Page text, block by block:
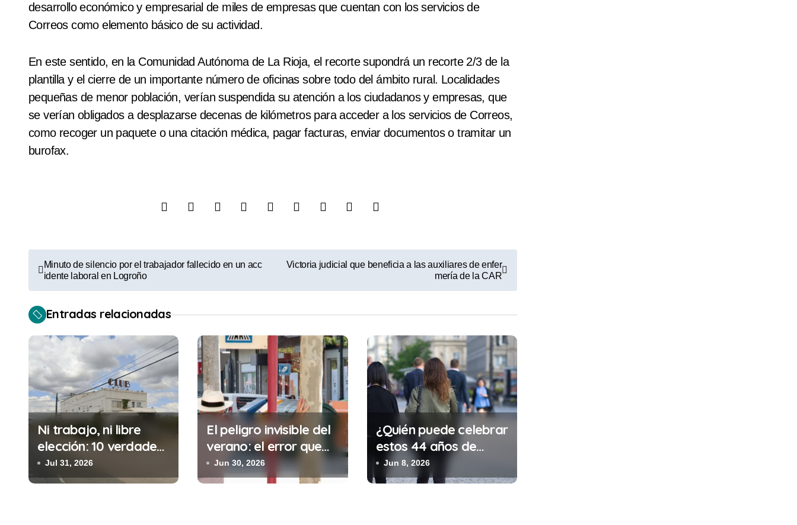
desarrollo económico y empresarial de miles de empresas que cuentan con los servicios de
Correos como elemento básico de su actividad.
En este sentido, en la Comunidad Autónoma de La Rioja, el recorte supondrá un recorte 2/3 de la
plantilla y el cierre de un importante número de oficinas sobre todo del ámbito rural. Localidades
pequeñas de menor población, verían suspendida su atención a los ciudadanos y empresas, que
se verían obligados a desplazarse decenas de kilómetros para acceder a los servicios de Correos,
como recoger un paquete o una citación médica, pagar facturas, enviar documentos o tramitar un
burofax.
N
a
v
e
a
c
i
ó
n
Minuto de silencio por el trabajador fallecido en un acc
idente laboral en Logroño
Victoria judicial que beneficia a las auxiliares de enfer
mería de la CAR
Entradas relacionadas
Ni trabajo, ni libre
elección: 10 verdades
urgentes sobre la
abolición de la
Jul 31, 2026
El peligro invisible del
verano: el error que
cometes cada 30
minutos en tu trabajo
Jun 30, 2026
¿Quién puede celebrar
estos 44 años de
autonomía?
Jun 8, 2026